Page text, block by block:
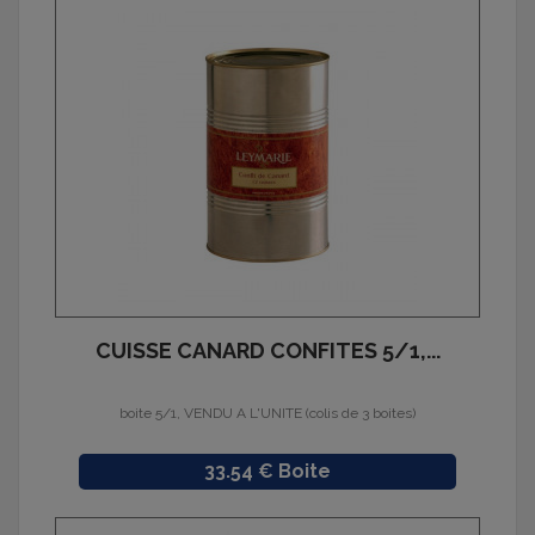
CUISSE CANARD CONFITES 5/1,...
boite 5/1, VENDU A L'UNITE (colis de 3 boites)
Prix
33.54 € Boite